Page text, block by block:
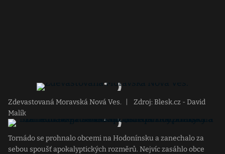
Zdevastovaná Moravská Nová Ves.
Zdroj: Blesk.cz - David
Malík
Tornádo se prohnalo obcemi na Hodonínsku a zanechalo za
sebou spoušť apokalyptických rozměrů. Nejvíc zasáhlo obce